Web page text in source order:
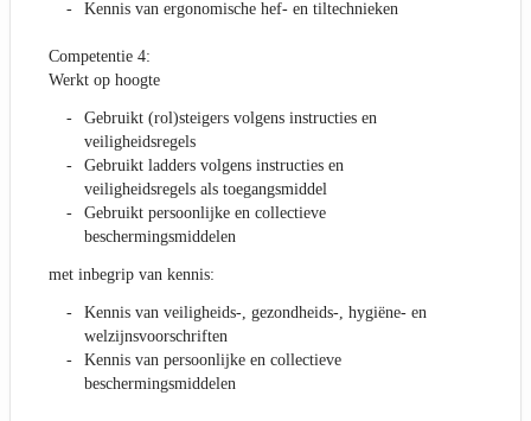
Kennis van ergonomische hef- en tiltechnieken
Competentie 4:
Werkt op hoogte
Gebruikt (rol)steigers volgens instructies en
veiligheidsregels
Gebruikt ladders volgens instructies en
veiligheidsregels als toegangsmiddel
Gebruikt persoonlijke en collectieve
beschermingsmiddelen
met inbegrip van kennis:
Kennis van veiligheids-, gezondheids-, hygiëne- en
welzijnsvoorschriften
Kennis van persoonlijke en collectieve
beschermingsmiddelen